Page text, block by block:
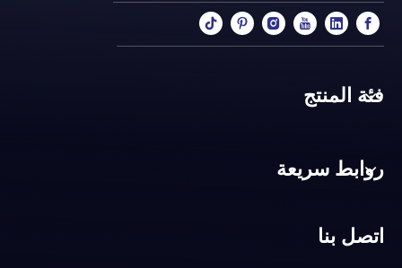
فئة المنتج
روابط سريعة
اتصل بنا